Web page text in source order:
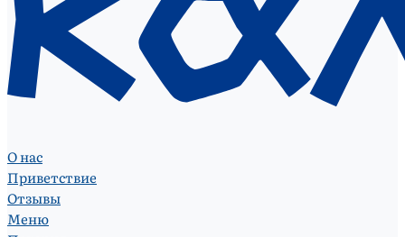
О нас
Приветствие
Отзывы
Меню